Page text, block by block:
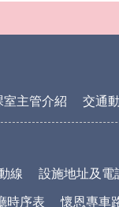
室主管介紹 交通
線 設施地址及電
時序表 懷恩專車